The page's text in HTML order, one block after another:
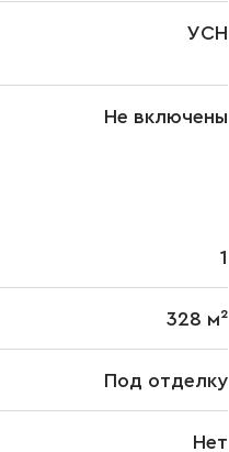
УСН
Не включены
1
328 м²
Под отделку
Нет